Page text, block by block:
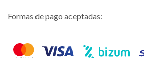
Formas de pago aceptadas: